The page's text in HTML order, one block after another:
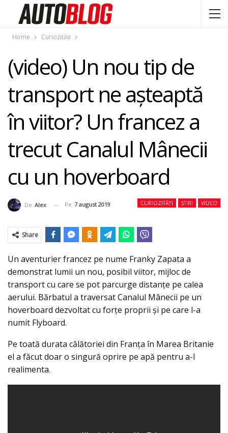
Home Curiozități
(video) Un nou tip de
transport ne aşteaptă
în viitor? Un francez a
trecut Canalul Mânecii
cu un hoverboard
CURIOZITĂȚI ȘTIRI VIDEO
De Alex Pe 7 august 2019
Share
Un aventurier francez pe nume Franky Zapata a
demonstrat lumii un nou, posibil viitor, mijloc de
transport cu care se pot parcurge distanţe pe calea
aerului. Bărbatul a traversat Canalul Mânecii pe un
hoverboard dezvoltat cu forţe proprii şi pe care l-a
numit Flyboard.
Pe toată durata călătoriei din Franţa în Marea Britanie
el a făcut doar o singură oprire pe apă pentru a-l
realimenta.